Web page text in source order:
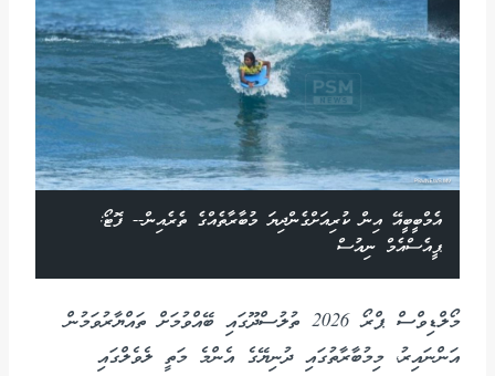
އެމްބީބީއޭ އިން ކުރިއަށްގެންދިޔަ މުބާރާތެއްގެ ތެރެއިން-- ފޮޓޯ:
ޕީއެސްއެމް ނިއުސް
މޯލްޑިވްސް ޕްރޯ 2026 ތުލުސްދޫގައި ބޭއްވުމަށް ތައްޔާރުވަމުން
އަންނައިރު، މިމުބާރާތުގައި ދުނިޔޭގެ އެންމެ މަތީ ލެވެލްގައި